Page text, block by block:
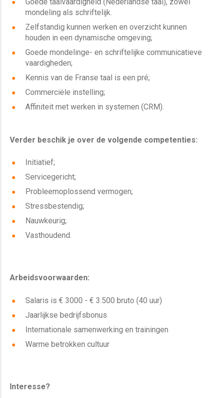
mondeling als schriftelijk.
Zelfstandig kunnen werken en overzicht kunnen
houden in een dynamische omgeving;
Goede mondelinge- en schriftelijke communicatieve
vaardigheden;
Kennis van de Franse taal is een pré;
Commerciële instelling;
Affiniteit met werken in systemen (CRM).
Verder beschik je over de volgende competenties:
Initiatief;
Servicegericht;
Probleemoplossend vermogen;
Stressbestendig;
Nauwkeurig;
Vasthoudend.
Arbeidsvoorwaarden:
Salaris is € 3000 - € 3.500 bruto (40 uur)
Jaarlijkse bedrijfsbonus
Internationale samenwerking en trainingen
Warme betrokken cultuur
Interesse?